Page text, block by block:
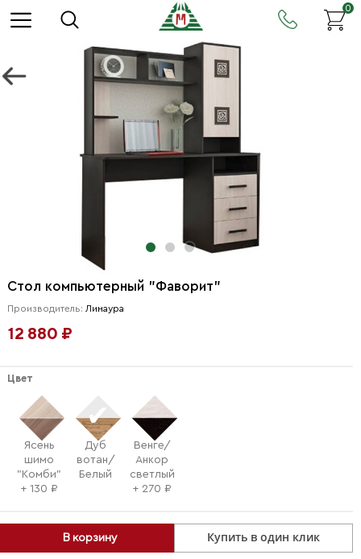
0
Стол компьютерный "Фаворит"
Производитель: Линаура
12 880 ₽
В корзину Купить в один клик
Цвет
Ясень
шимо
"Комби"
+ 130 ₽
Дуб
вотан/
Белый
Венге/
Анкор
светлый
+ 270 ₽